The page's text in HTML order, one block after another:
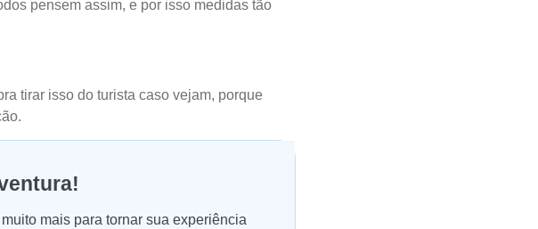
pensem assim, e por isso medidas tão
tirar isso do turista caso vejam, porque
mais para tornar sua experiência